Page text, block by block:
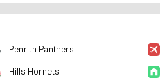
ve istatistiklerini
Penrith Panthers
Hills Hornets